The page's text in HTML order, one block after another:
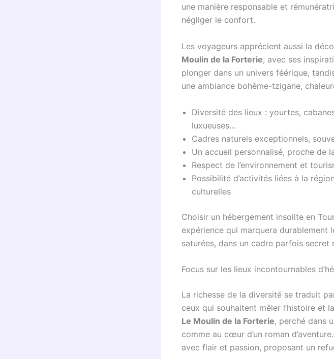
une manière responsable et
négliger le confort.
Les voyageurs apprécient aussi la
Moulin de la Forterie, avec ses
plonger dans un univers féérique,
une ambiance bohème-tzigane,
Diversité des lieux : yourtes,
luxueuses…
Cadres naturels exceptionnels,
Un accueil personnalisé, proche de
Respect de l’environnement et
Possibilité d’activités liées à la
culturelles
Choisir un hébergement insolite en
expérience qui marquera
saturées, dans un cadre parfois secret
Focus sur les lieux incontournables
La richesse de la diversité se traduit
ceux qui souhaitent mêler l’histoire et
Le Moulin de la Forterie, perché dans
comme au cœur d’un roman
avec flair et passion, proposant un